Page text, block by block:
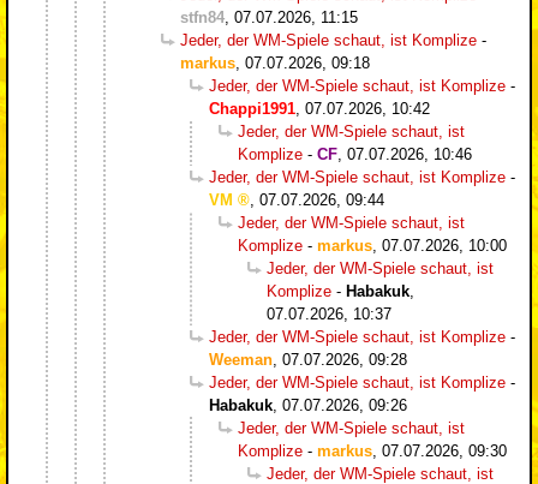
stfn84 07.07.2026, 11:15
Jeder, der WM-Spiele schaut, ist Komplize -
markus 07.07.2026, 09:18
Jeder, der WM-Spiele schaut, ist Komplize -
Chappi1991 07.07.2026, 10:42
Jeder, der WM-Spiele schaut, ist
Komplize - CF 07.07.2026, 10:46
Jeder, der WM-Spiele schaut, ist Komplize -
VM
07.07.2026, 09:44
Jeder, der WM-Spiele schaut, ist
Komplize - markus 07.07.2026, 10:00
Jeder, der WM-Spiele schaut, ist
Komplize - Habakuk
07.07.2026, 10:37
Jeder, der WM-Spiele schaut, ist Komplize -
Weeman 07.07.2026, 09:28
Jeder, der WM-Spiele schaut, ist Komplize -
Habakuk 07.07.2026, 09:26
Jeder, der WM-Spiele schaut, ist
Komplize - markus 07.07.2026, 09:30
Jeder, der WM-Spiele schaut, ist